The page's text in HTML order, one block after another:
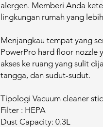
alergen. Memberi Anda
lingkungan rumah yang
Menjangkau tempat yang
PowerPro hard floor nozzle
akses ke ruang yang sulit
tangga, dan sudut-sudut.​
Tipologi Vacuum cleaner
Filter : HEPA
Dust Capacity: 0.3L